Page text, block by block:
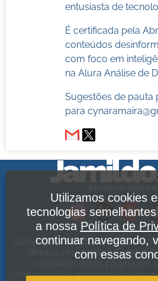
entusiasta de
É certificada pela
conteúdos
com foco em
na Alura Análise de
Sugestões de pauta
para
Copyright Jamildo Melo
direitos reservados. É
conteúdo desta página em
comunicação, eletrônico ou
Utilizamos cookies
tecnologias
a nossa Política de
continuar navegando,
com essas